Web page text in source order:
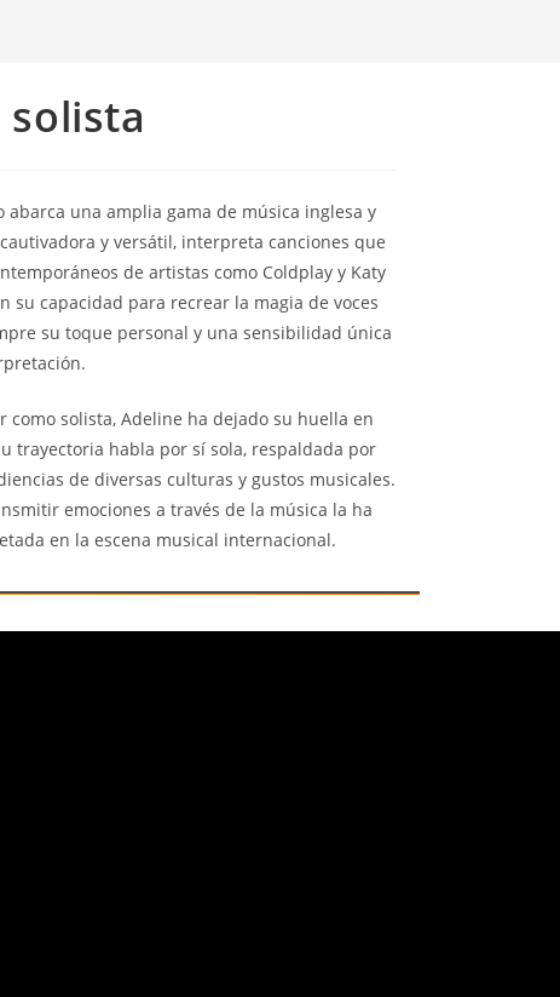
una amplia gama de música inglesa y
y versátil, interpreta canciones que
de artistas como Coldplay y Katy
su capacidad para recrear la magia de voces
su toque personal y una sensibilidad única
como solista, Adeline ha dejado su huella en
trayectoria habla por sí sola, respaldada por
de diversas culturas y gustos musicales.
emociones a través de la música la ha
en la escena musical internacional.